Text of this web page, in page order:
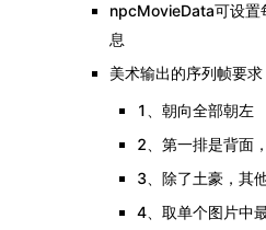
npcMovieData可设置
息
美术输出的序列帧要求
1、朝向全部朝左
2、第一排是背面
3、除了土豪，其
4、取单个图片中